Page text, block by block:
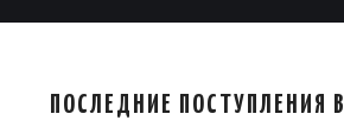
ПОСЛЕДНИЕ ПОСТУПЛЕНИЯ В